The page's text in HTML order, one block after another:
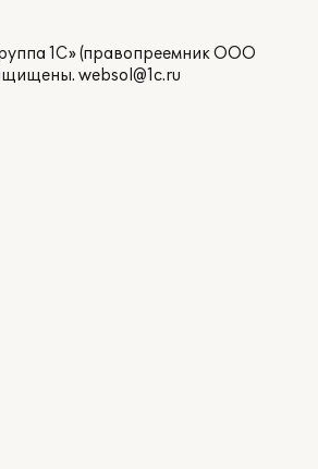
1С» (правопреемник ООО
websol@1c.ru